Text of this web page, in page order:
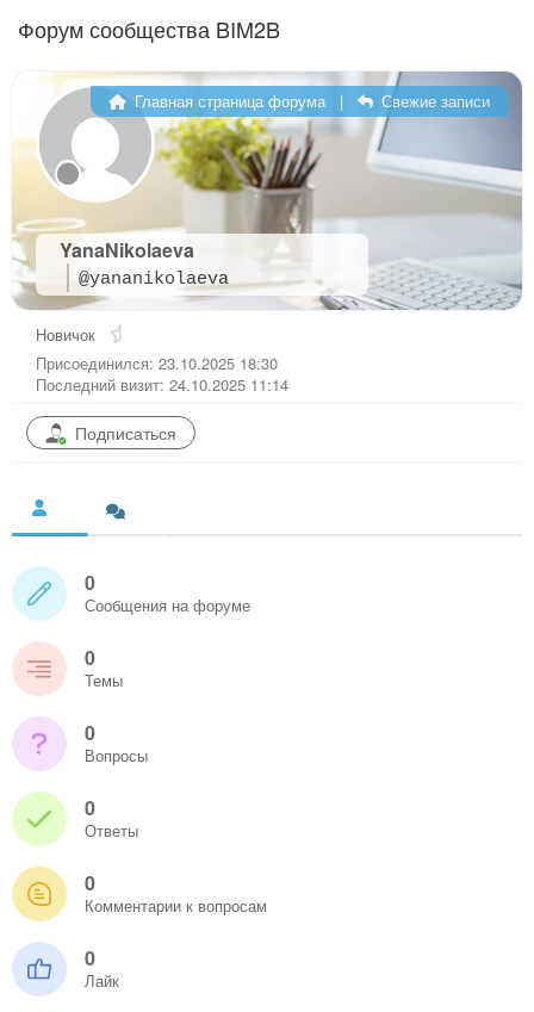
Форум сообщества BIM2B
YanaNikolaeva
@yananikolaeva
Главная страница форума| Свежие записи
Новичок
Присоединился: 23.10.2025 18:30
Последний визит: 24.10.2025 11:14
Подписаться
0
Сообщения на форуме
0
Темы
0
Вопросы
0
Ответы
0
Комментарии к вопросам
0
Лайк